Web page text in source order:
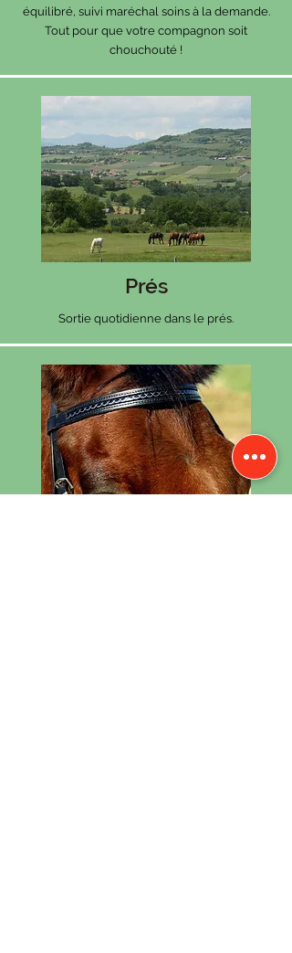
équilibré, suivi maréchal soins à la demande.
Tout pour que votre compagnon soit
chouchouté !
Prés
Sortie quotidienne dans le prés.